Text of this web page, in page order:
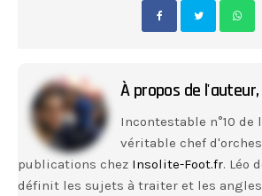
À propos de l'auteur,
Incontestable n°10 de
véritable chef
publications chez Insolite-Foot.fr. Léo
définit les sujets à traiter et les angles